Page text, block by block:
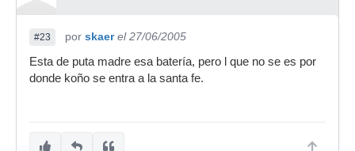
#23 por skaer el 27/06/2005
Esta de puta madre esa batería, pero l que no se es por
donde koño se entra a la santa fe.